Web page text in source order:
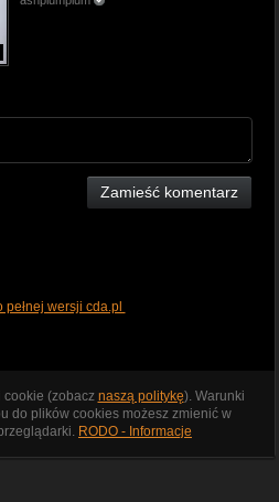
Zamieść komentarz
pełnej wersji cda.pl
cookie (zobacz naszą politykę). Warunki
do plików cookies możesz zmienić w
RODO - Informacje